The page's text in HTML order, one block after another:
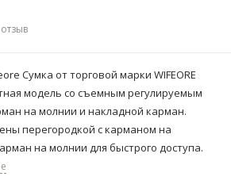
Сумка от торговой марки WIFEORE
модель со съемным регулируемым
на молнии и накладной карман.
перегородкой с карманом на
на молнии для быстрого доступа.